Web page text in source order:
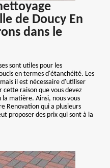
de Doucy En
dans le
sont utiles pour les
en termes d'étanchéité. Les
il est nécessaire d'utiliser
cette raison que vous devez
matière. Ainsi, nous vous
Renovation qui a plusieurs
proposer des prix qui sont à la